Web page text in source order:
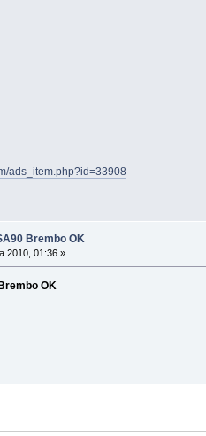
ads_item.php?id=33908
Brembo OK
2010, 01:36 »
OK